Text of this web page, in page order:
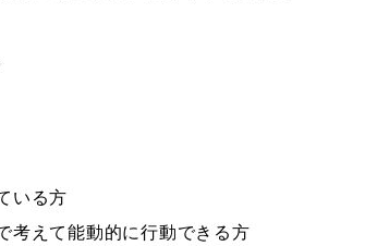
いる方
考えて能動的に行動できる方